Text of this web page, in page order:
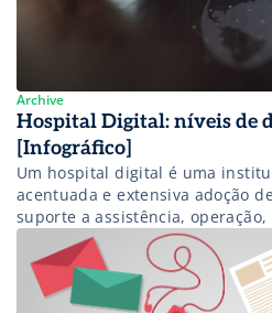
Archive
Hospital Digital: níveis de
[Infográfico]
Um hospital digital é uma
acentuada e extensiva adoção
suporte a assistência, operação,